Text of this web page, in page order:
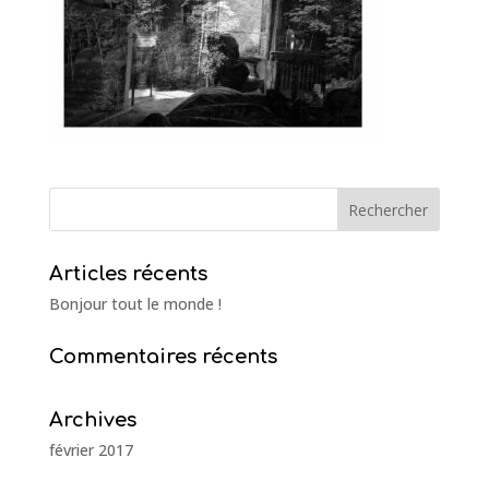
Articles récents
Bonjour tout le monde !
Commentaires récents
Archives
février 2017